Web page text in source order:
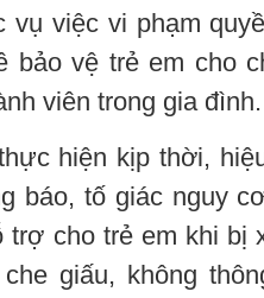
việc vi phạm
bảo vệ trẻ em cho
viên trong gia đình.
hiện kịp thời,
báo, tố giác nguy
trợ cho trẻ em khi bị
giấu, không